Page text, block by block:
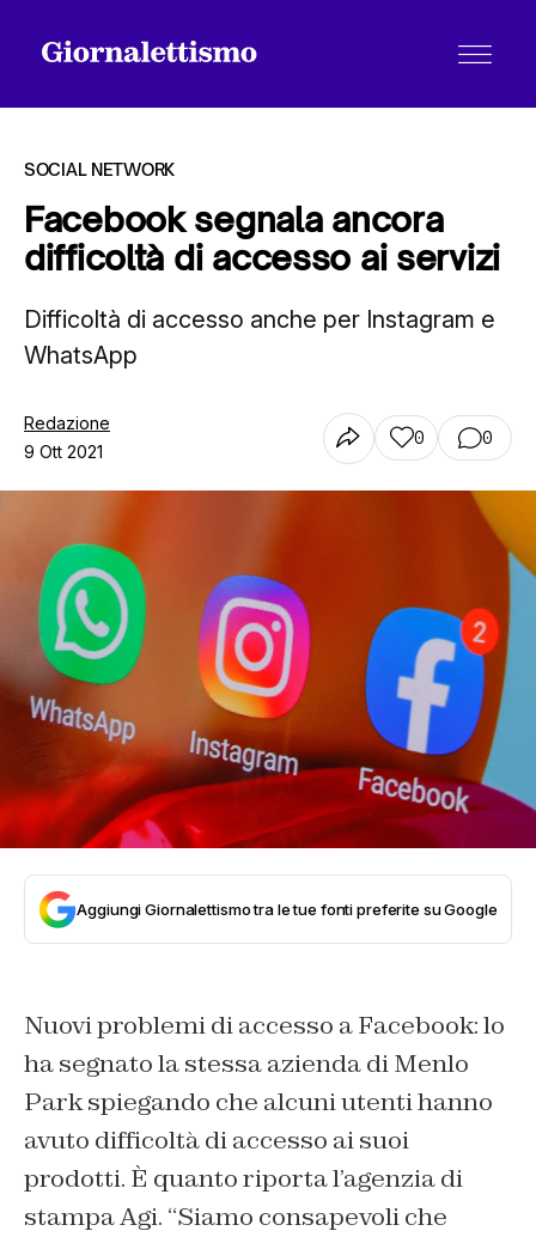
Tutti gli articoli
Chi siamo
Contatti
SOCIAL NETWORK
Facebook segnala ancora
difficoltà di accesso ai servizi
Difficoltà di accesso anche per Instagram e
WhatsApp
Redazione
9 Ott 2021
0 0
Aggiungi Giornalettismo tra le tue fonti preferite su Google
Nuovi problemi di accesso a Facebook: lo
ha segnato la stessa azienda di Menlo
Park spiegando che alcuni utenti hanno
avuto difficoltà di accesso ai suoi
prodotti. È quanto riporta l’agenzia di
stampa Agi. “Siamo consapevoli che